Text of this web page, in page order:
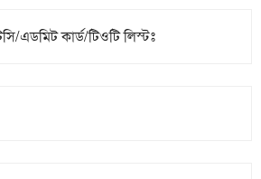
এডমিট কার্ড/টিওটি লিস্টঃ